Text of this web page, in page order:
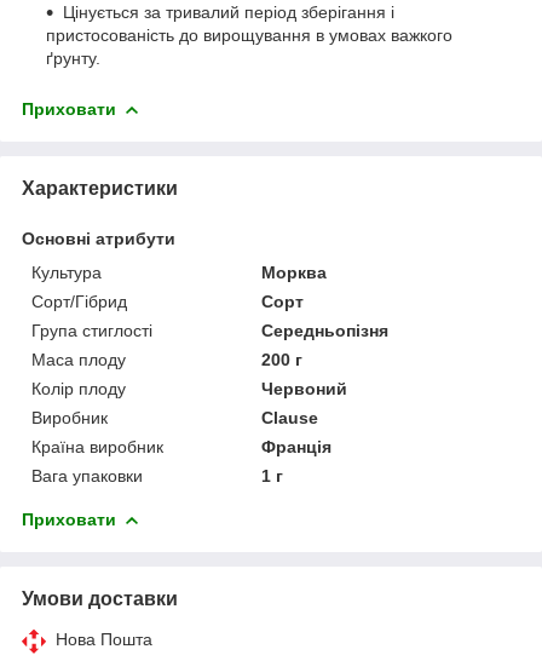
Цінується за тривалий період зберігання і
пристосованість до вирощування в умовах важкого
ґрунту.
Приховати
Характеристики
Основні атрибути
Культура
Морква
Сорт/Гібрид
Сорт
Група стиглості
Середньопізня
Маса плоду
200 г
Колір плоду
Червоний
Виробник
Clause
Країна виробник
Франція
Вага упаковки
1 г
Приховати
Умови доставки
Нова Пошта